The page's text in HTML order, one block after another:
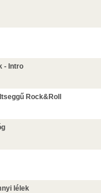
- Intro
Rock&Roll
lélek